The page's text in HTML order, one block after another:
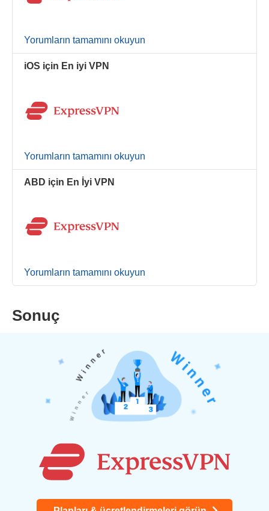
Yorumların tamamını okuyun
iOS için En iyi VPN
Yorumların tamamını okuyun
ABD için En İyi VPN
Yorumların tamamını okuyun
Sonuç